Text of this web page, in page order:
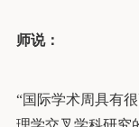
师说：
“国际学术周具有